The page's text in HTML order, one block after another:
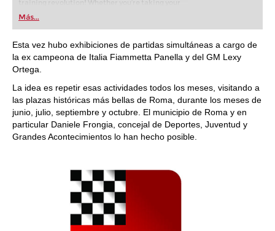
training revolution! Whether you’re taking your
first steps into the world of club chess, or already
playing at a tournament level: with FRITZ, you can
train more efficiently, intelligently and with a
more personalised approach than ever before.
Más...
Esta vez hubo exhibiciones de partidas simultáneas a cargo de
la ex campeona de Italia Fiammetta Panella y del GM Lexy
Ortega.
La idea es repetir esas actividades todos los meses, visitando a
las plazas históricas más bellas de Roma, durante los meses de
junio, julio, septiembre y octubre. El municipio de Roma y en
particular Daniele Frongia, concejal de Deportes, Juventud y
Grandes Acontecimientos lo han hecho posible.